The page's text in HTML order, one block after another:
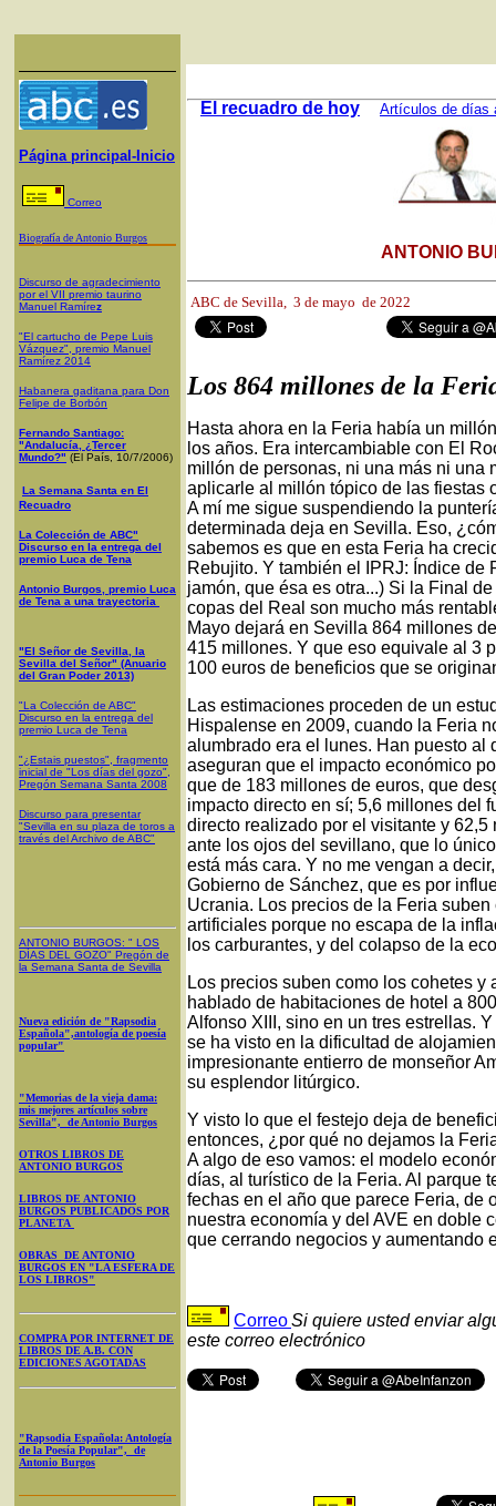
Página principal-Inicio
Correo
Biografía de Antonio Burgos
Discurso de agradecimiento
por el VII premio taurino
Manuel Ramírez
"El cartucho de Pepe Luis
Vázquez", premio Manuel
Ramírez 2014
Habanera gaditana para Don
Felipe de Borbón
Fernando Santiago:
"Andalucía, ¿Tercer
Mundo?" (El País, 10/7/2006)
La Semana Santa en El
Recuadro
La Colección de ABC"
Discurso en la entrega del
premio Luca de Tena
Antonio Burgos, premio Luca
de Tena a una trayectoria
"El Señor de Sevilla, la
Sevilla del Señor" (Anuario
del Gran Poder 2013)
"La Colección de ABC"
Discurso en la entrega del
premio Luca de Tena
"¿Estais puestos", fragmento
inicial de "Los días del gozo",
Pregón Semana Santa 2008
Discurso para presentar
"Sevilla en su plaza de toros a
través del Archivo de ABC"
ANTONIO BURGOS: " LOS
DÍAS DEL GOZO" Pregón de
la Semana Santa de Sevilla
Nueva edición de "Rapsodia
Española",antología de poesía
popular"
"Memorias de la vieja dama:
mis mejores artículos sobre
Sevilla", de Antonio Burgos
OTROS LIBROS DE
ANTONIO BURGOS
LIBROS DE ANTONIO
BURGOS PUBLICADOS POR
PLANETA
OBRAS DE ANTONIO
BURGOS EN "LA ESFERA DE
LOS LIBROS"
COMPRA POR INTERNET DE
LIBROS DE A.B. CON
EDICIONES AGOTADAS
"Rapsodia Española: Antología
de la Poesía Popular", de
Antonio Burgos
El recuadro de hoy Artículos de días
ANTONIO
ABC de Sevilla, 3 de mayo de 2022
Los 864 millones de la
Hasta ahora en la Feria había un
los años. Era intercambiable con El
millón de personas, ni una más ni una
aplicarle al millón tópico de las fiestas
A mí me sigue suspendiendo la
determinada deja en Sevilla. Eso,
sabemos es que en esta Feria ha
Rebujito. Y también el IPRJ: Índice de
jamón, que ésa es otra...) Si la Final
copas del Real son mucho más
Mayo dejará en Sevilla 864 millones
415 millones. Y que eso equivale al 3
100 euros de beneficios que se
Las estimaciones proceden de un
Hispalense en 2009, cuando la Feria
alumbrado era el lunes. Han puesto
aseguran que el impacto económico
que de 183 millones de euros, que
impacto directo en sí; 5,6 millones del
directo realizado por el visitante y
ante los ojos del sevillano, que lo
está más cara. Y no me vengan a
Gobierno de Sánchez, que es por
Ucrania. Los precios de la Feria
artificiales porque no escapa de la
los carburantes, y del colapso de la
Los precios suben como los cohetes
hablado de habitaciones de hotel a
Alfonso XIII, sino en un tres estrellas.
se ha visto en la dificultad de
impresionante entierro de monseñor
su esplendor litúrgico.
Y visto lo que el festejo deja de
entonces, ¿por qué no dejamos la
A algo de eso vamos: el modelo
días, al turístico de la Feria. Al parque
fechas en el año que parece Feria, de
nuestra economía y del AVE en doble
que cerrando negocios y aumentando
CorreoSi quiere usted enviar
este correo electrónico